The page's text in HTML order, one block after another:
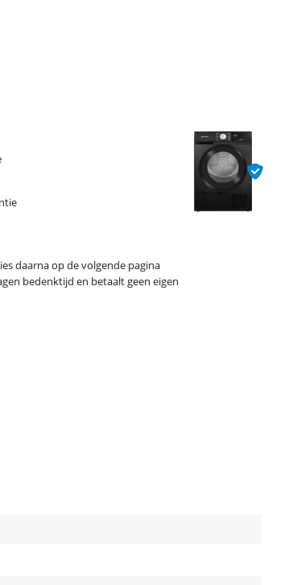
daarna op de volgende pagina
bedenktijd en betaalt geen eigen